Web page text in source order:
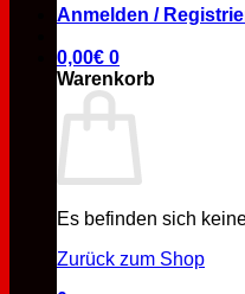
Anmelden /
0,00€ 0
Warenkorb
Es befinden sich
Zurück zum Shop